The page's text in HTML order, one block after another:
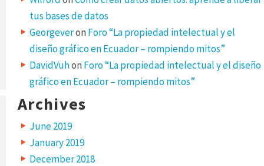
tus bases de datos
Georgeveron Foro “La propiedad intelectual y el
diseño gráfico en Ecuador – rompiendo mitos”
DavidVuhon Foro “La propiedad intelectual y el diseño
gráfico en Ecuador – rompiendo mitos”
Archives
June 2019
January 2019
December 2018